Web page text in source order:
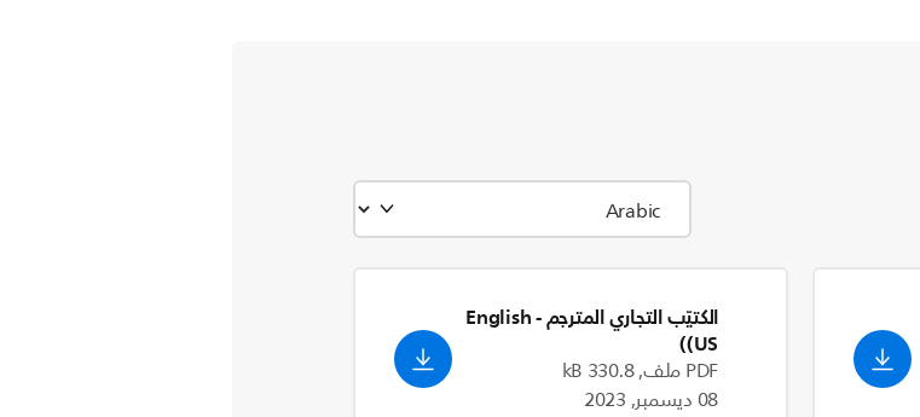
الكتيّب التجاري المترجم - English
(US)
PDF ملف, 330.8 kB
08 ديسمبر, 2023